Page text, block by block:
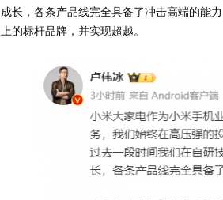
成长，各条产品线完全具备了冲击高端的能
上的标杆品牌，并实现超越。